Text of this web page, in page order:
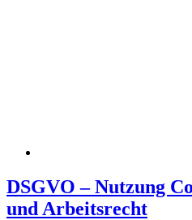
DSGVO – Nutzung
und Arbeitsrecht